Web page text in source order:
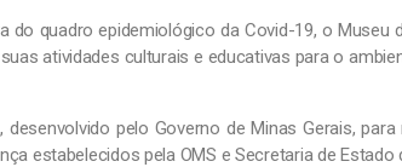
quadro epidemiológico da Covid-19, o Museu
atividades culturais e educativas para o
pelo Governo de Minas Gerais, para
estabelecidos pela OMS e Secretaria de Estado